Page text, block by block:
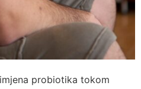
probiotika tokom